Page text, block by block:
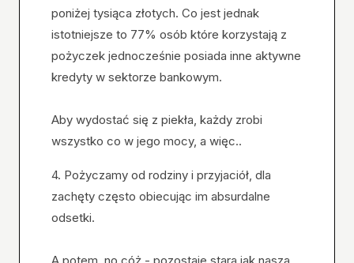
poniżej tysiąca złotych. Co jest jednak
istotniejsze to 77% osób które korzystają z
pożyczek jednocześnie posiada inne aktywne
kredyty w sektorze bankowym.
Aby wydostać się z piekła, każdy zrobi
wszystko co w jego mocy, a więc..
4. Pożyczamy od rodziny i przyjaciół, dla
zachęty często obiecując im absurdalne
odsetki.
A potem, no cóż - pozostaje stara jak nasza